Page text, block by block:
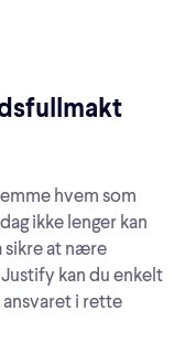
hvem som
ikke lenger kan
sikre at nære
kan du enkelt
i rette